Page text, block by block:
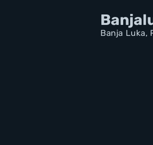
Banja Luka,